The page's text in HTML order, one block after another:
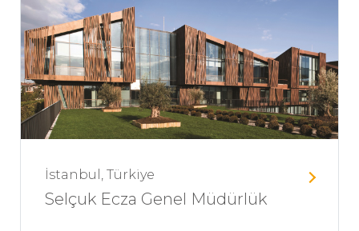
İstanbul, Türkiye
Selçuk Ecza Genel Müdürlük